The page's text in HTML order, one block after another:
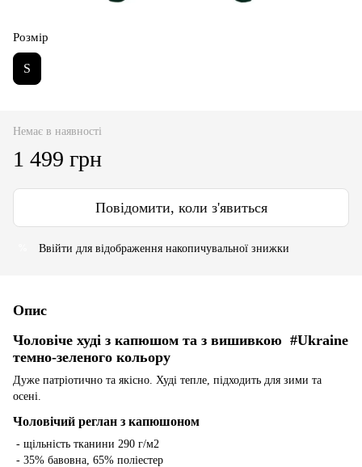
Розмір
S
Немає в наявності
1 499 грн
Повідомити, коли з'явиться
Ввійти для відображення накопичувальної знижки
Опис
Чоловіче худі з капюшом та з вишивкою #Ukraine
темно-зеленого кольору
Дуже патріотично та якісно. Худі тепле, підходить для зими та
осені.
Чоловічий реглан з капюшоном
- щільність тканини 290 г/м2
- 35% бавовна, 65% поліестер